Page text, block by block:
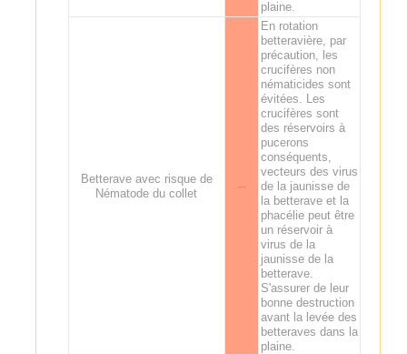
plaine.
Betterave avec risque de
Nématode du collet
--
En rotation
betteravière, par
précaution, les
crucifères non
nématicides sont
évitées. Les
crucifères sont
des réservoirs à
pucerons
conséquents,
vecteurs des virus
de la jaunisse de
la betterave et la
phacélie peut être
un réservoir à
virus de la
jaunisse de la
betterave.
S'assurer de leur
bonne destruction
avant la levée des
betteraves dans la
plaine.